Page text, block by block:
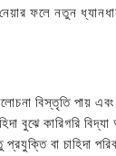
ফলে নতুন
বিস্তৃতি
বুঝে কারিগরি
বা চাহিদা